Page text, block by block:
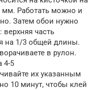
Работать можно и
Затем обои нужно
часть
на 1/3 общей длины.
в рулон.
4-5
их указанным
10 минут, чтобы клей